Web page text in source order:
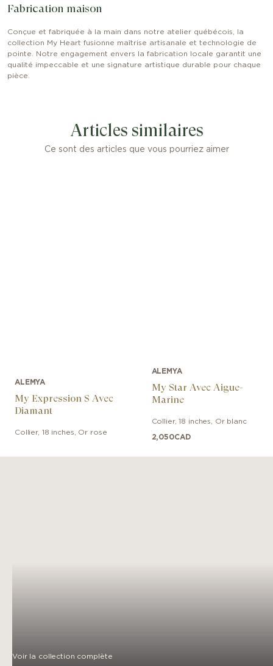
Fabrication maison
Conçue et fabriquée à la main dans notre atelier québécois, la
collection My Heart fusionne maîtrise artisanale et technologie de
pointe. Notre engagement envers la fabrication locale garantit une
qualité impeccable et une signature artistique durable pour chaque
pièce.
Articles similaires
Ce sont des articles que vous pourriez aimer
ALEMYA
My Expression S Avec
Diamant
Collier, 18 inches Or rose
ALEMYA
My Star Avec Aigue-
Marine
Collier,18 inches Or blanc
2,050CAD
Voir la collection complète